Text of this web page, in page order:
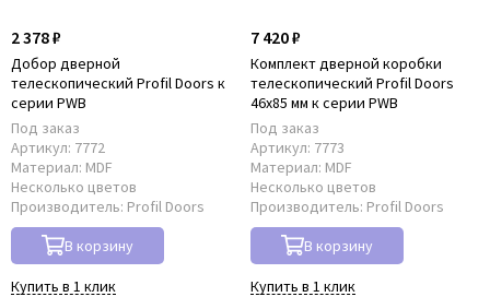
2 378 ₽
Добор дверной
телескопический Profil Doors к
серии PWB
Под заказ
Артикул: 7772
Материал: MDF
Несколько цветов
Производитель: Profil Doors
В корзину
Купить в 1 клик
7 420 ₽
Комплект дверной коробки
телескопический Profil Doors
46x85 мм к серии PWB
Под заказ
Артикул: 7773
Материал: MDF
Несколько цветов
Производитель: Profil Doors
В корзину
Купить в 1 клик